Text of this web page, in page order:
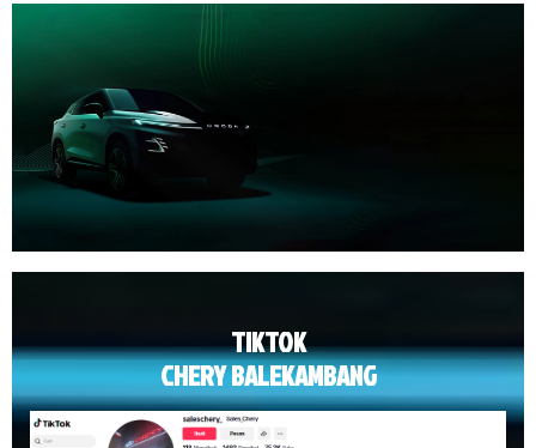
TIKTOK
CHERY BALEKAMBANG